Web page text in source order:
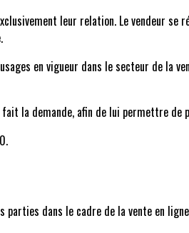
leur relation. Le vendeur se
en vigueur dans le secteur de la
la demande, afin de lui permettre de
dans le cadre de la vente en